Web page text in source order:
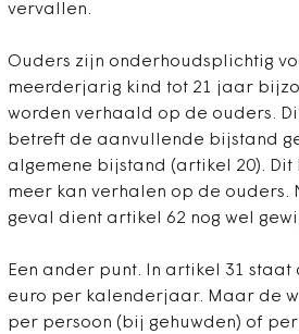
vervallen.
Ouders zijn onderhoudsplichtig
meerderjarig kind tot 21 jaar
worden verhaald op de ouders.
betreft de aanvullende bijstand
algemene bijstand (artikel 20).
meer kan verhalen op de
geval dient artikel 62 nog wel
Een ander punt. In artikel 31
euro per kalenderjaar. Maar de
per persoon (bij gehuwden) of